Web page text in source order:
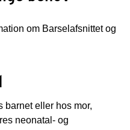
om Barselafsnittet og
eller hos mor,
neonatal- og